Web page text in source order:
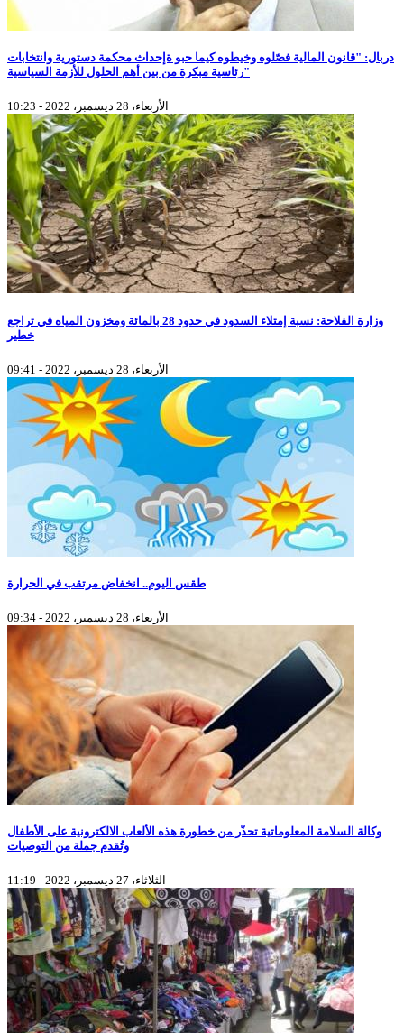
دربال: "قانون المالية فصّلوه وخيطوه كيما حبو ةإحداث محكمة دستورية وانتخابات
رئاسية مبكرة من بين أهم الحلول للأزمة السياسية"
الأربعاء، 28 ديسمبر، 2022 - 10:23
وزارة الفلاحة: نسبة إمتلاء السدود في حدود 28 بالمائة ومخزون المياه في تراجع
خطير
الأربعاء، 28 ديسمبر، 2022 - 09:41
طقس اليوم.. انخفاض مرتقب في الحرارة
الأربعاء، 28 ديسمبر، 2022 - 09:34
وكالة السلامة المعلوماتية تحذّر من خطورة هذه الألعاب الالكترونية على الأطفال
وتُقدم جملة من التوصيات
الثلاثاء، 27 ديسمبر، 2022 - 11:19